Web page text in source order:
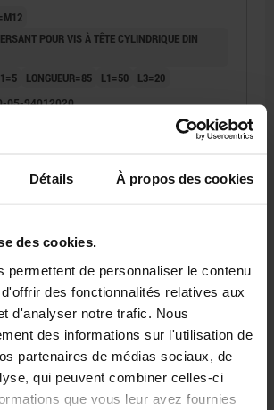
Détails À propos des cookies
des cookies.
permettent de personnaliser le contenu
des fonctionnalités relatives aux
d'analyser notre trafic. Nous
des informations sur l'utilisation de
partenaires de médias sociaux, de
qui peuvent combiner celles-ci
que vous leur avez fournies
POUR VIS À TÊTE CYLINDRIQUE DIN
LONGUEUR=85 L1=50 L3=20
05-94012020
POUR MINI-CRAMPON, POUR
H=25, ACIER DE TRAITEMENT